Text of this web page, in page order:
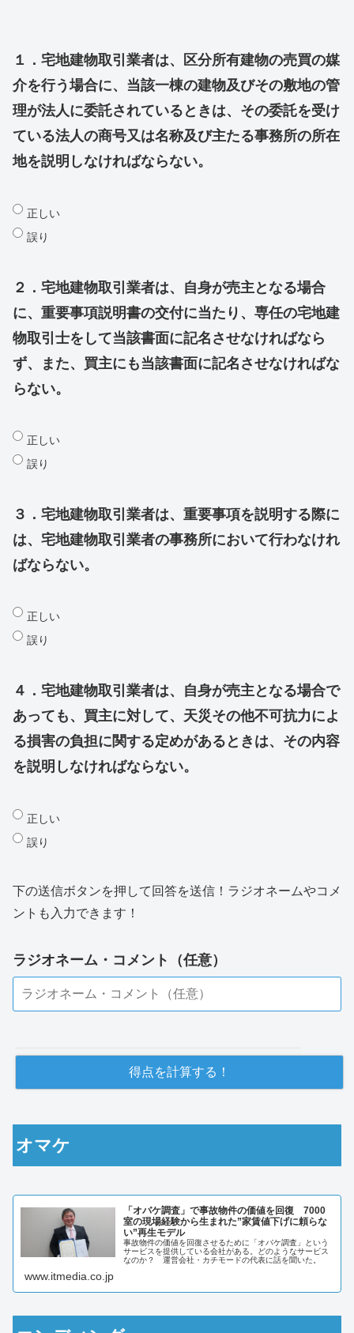
１．宅地建物取引業者は、区分所有建物の売買の媒
介を行う場合に、当該一棟の建物及びその敷地の管
理が法人に委託されているときは、その委託を受け
ている法人の商号又は名称及び主たる事務所の所在
地を説明しなければならない。
正しい
誤り
２．宅地建物取引業者は、自身が売主となる場合
に、重要事項説明書の交付に当たり、専任の宅地建
物取引士をして当該書面に記名させなければなら
ず、また、買主にも当該書面に記名させなければな
らない。
正しい
誤り
３．宅地建物取引業者は、重要事項を説明する際に
は、宅地建物取引業者の事務所において行わなけれ
ばならない。
正しい
誤り
４．宅地建物取引業者は、自身が売主となる場合で
あっても、買主に対して、天災その他不可抗力によ
る損害の負担に関する定めがあるときは、その内容
を説明しなければならない。
正しい
誤り
下の送信ボタンを押して回答を送信！ラジオネームやコメ
ントも入力できます！
ラジオネーム・コメント（任意）
オマケ
「オバケ調査」で事故物件の価値を回復 7000
室の現場経験から生まれた”家賃値下げに頼らな
い”再生モデル
事故物件の価値を回復させるために「オバケ調査」という
サービスを提供している会社がある。どのようなサービス
なのか？ 運営会社・カチモードの代表に話を聞いた。
www.itmedia.co.jp